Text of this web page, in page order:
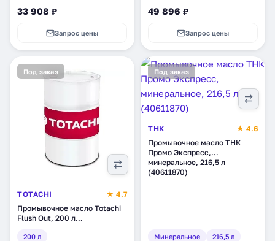
33 908 ₽
Запрос цены
49 896 ₽
Запрос цены
Под заказ
TOTACHI
★ 4.7
Промывочное масло Totachi
Flush Out, 200 л
200 л
Под заказ
ТНК
★ 4.6
Промывочное масло ТНК
Промо Экспресс,
минеральное, 216,5 л
(40611870)
Минеральное 216,5 л